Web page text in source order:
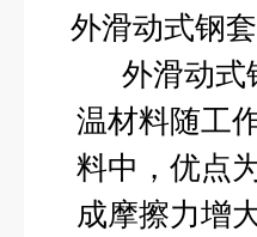
外滑动式钢
外滑动式
温材料随工
料中，优点
成摩擦力增